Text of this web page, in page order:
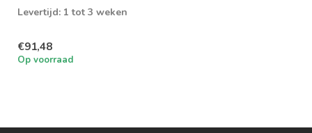
Levertijd: 1 tot 3 weken
€91,48
Op voorraad